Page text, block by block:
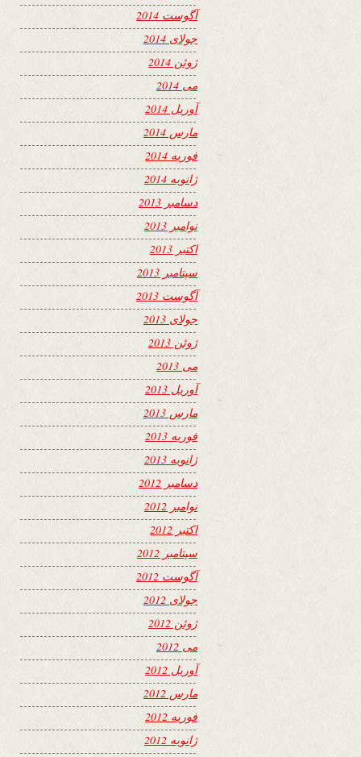
آگوست 2014
جولای 2014
ژوئن 2014
می 2014
آوریل 2014
مارس 2014
فوریه 2014
ژانویه 2014
دسامبر 2013
نوامبر 2013
اکتبر 2013
سپتامبر 2013
آگوست 2013
جولای 2013
ژوئن 2013
می 2013
آوریل 2013
مارس 2013
فوریه 2013
ژانویه 2013
دسامبر 2012
نوامبر 2012
اکتبر 2012
سپتامبر 2012
آگوست 2012
جولای 2012
ژوئن 2012
می 2012
آوریل 2012
مارس 2012
فوریه 2012
ژانویه 2012